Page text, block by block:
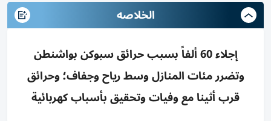
الخلاصه
إجلاء 60 ألفاً بسبب حرائق سبوكن بواشنطن
وتضرر مئات المنازل وسط رياح وجفاف؛ وحرائق
قرب أثينا مع وفيات وتحقيق بأسباب كهربائية